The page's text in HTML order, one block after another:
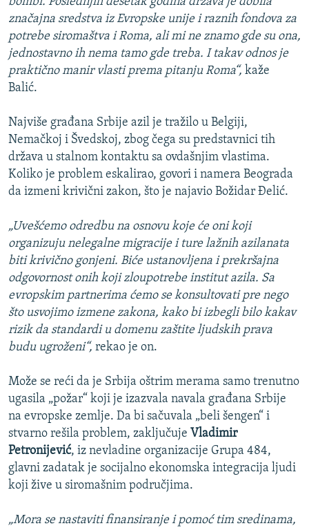
značajna sredstva iz Evropske unije i raznih fondova za
potrebe siromaštva i Roma, ali mi ne znamo gde su ona,
jednostavno ih nema tamo gde treba. I takav odnos je
praktično manir vlasti prema pitanju Roma“, kaže
Balić.
Najviše građana Srbije azil je tražilo u Belgiji,
Nemačkoj i Švedskoj, zbog čega su predstavnici tih
država u stalnom kontaktu sa ovdašnjim vlastima.
Koliko je problem eskalirao, govori i namera Beograda
da izmeni krivični zakon, što je najavio Božidar Đelić.
„Uvešćemo odredbu na osnovu koje će oni koji
organizuju nelegalne migracije i ture lažnih azilanata
biti krivično gonjeni. Biće ustanovljena i prekršajna
odgovornost onih koji zloupotrebe institut azila. Sa
evropskim partnerima ćemo se konsultovati pre nego
što usvojimo izmene zakona, kako bi izbegli bilo kakav
rizik da standardi u domenu zaštite ljudskih prava
budu ugroženi“, rekao je on.
Može se reći da je Srbija oštrim merama samo trenutno
ugasila „požar“ koji je izazvala navala građana Srbije
na evropske zemlje. Da bi sačuvala „beli šengen“ i
stvarno rešila problem, zaključuje Vladimir
Petronijević, iz nevladine organizacije Grupa 484,
glavni zadatak je socijalno ekonomska integracija ljudi
koji žive u siromašnim područjima.
„Mora se nastaviti finansiranje i pomoć tim sredinama,